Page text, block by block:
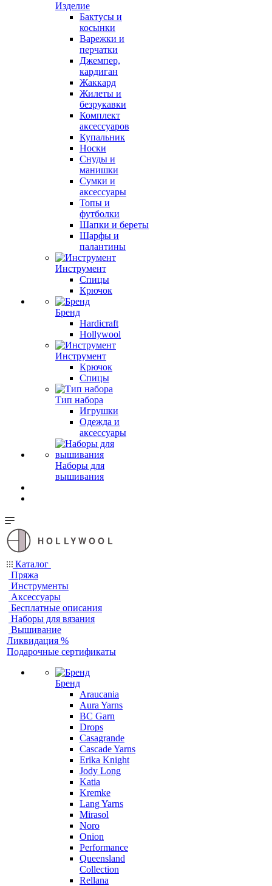
Изделие
Бактусы и
косынки
Варежки и
перчатки
Джемпер,
кардиган
Жаккард
Жилеты и
безрукавки
Комплект
аксессуаров
Купальник
Носки
Снуды и
манишки
Сумки и
аксессуары
Топы и
футболки
Шапки и береты
Шарфы и
палантины
Инструмент
Спицы
Крючок
Бренд
Hardicraft
Hollywool
Инструмент
Крючок
Спицы
Тип набора
Игрушки
Одежда и
аксессуары
Наборы для
вышивания
HOLLYWOOL
Каталог
Пряжа
Инструменты
Аксессуары
Бесплатные описания
Наборы для вязания
Вышивание
Ликвидация %
Подарочные сертификаты
Бренд
Araucania
Aura Yarns
BC Garn
Drops
Casagrande
Cascade Yarns
Erika Knight
Jody Long
Katia
Kremke
Lang Yarns
Mirasol
Noro
Onion
Performance
Queensland
Collection
Rellana